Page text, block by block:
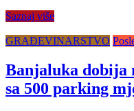
Saznaj više
GRAĐEVINARSTVO
Banjaluka dobija
sa 500 parking